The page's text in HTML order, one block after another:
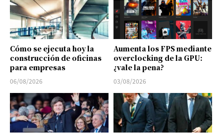
Cómo se ejecuta hoy la
construcción de oficinas
para empresas
06/08/2026
Aumenta los FPS mediante
overclocking de la GPU:
¿vale la pena?
03/08/2026